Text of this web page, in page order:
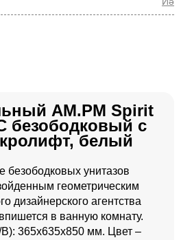
AM.PM Spirit
безободковый с
белый
безободковых унитазов
геометрическим
дизайнерского агентства
в ванную комнату.
365x635x850 мм. Цвет –